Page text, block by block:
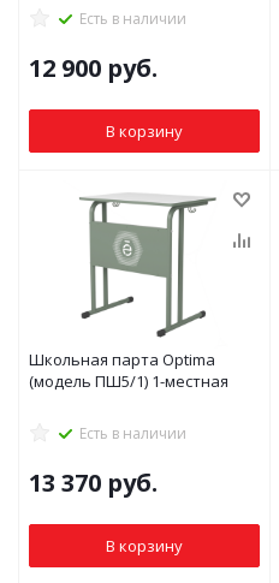
Есть в наличии
12 900 руб.
В корзину
Школьная парта Optima
(модель ПШ5/1) 1-местная
Есть в наличии
13 370 руб.
В корзину